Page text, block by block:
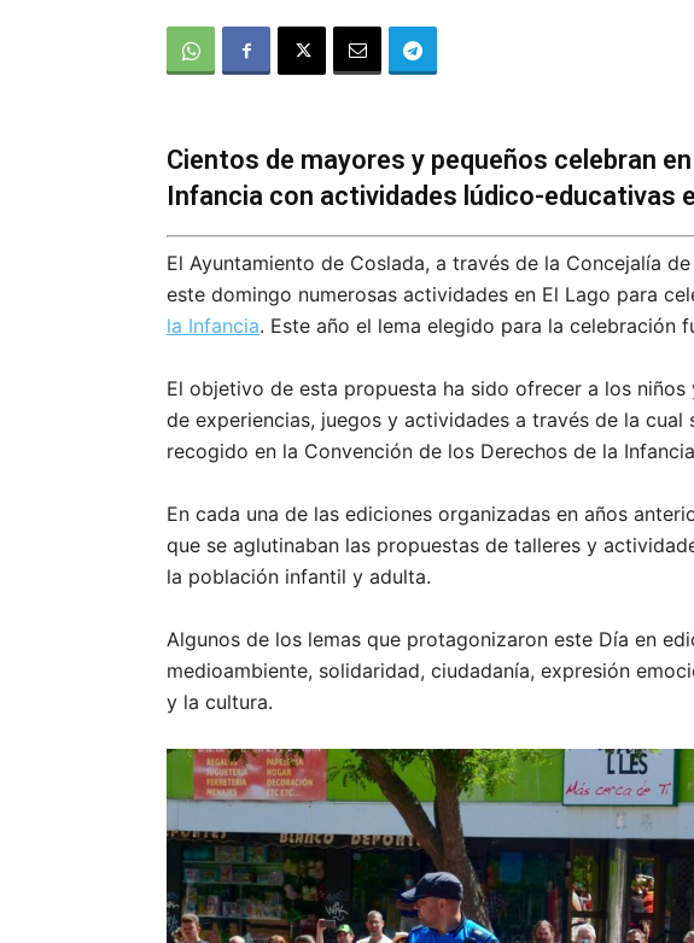
Cientos de mayores y pequeños celebran
Infancia con actividades lúdico-educativas
El Ayuntamiento de Coslada, a través de la Concejalía
este domingo numerosas actividades en El Lago para
la Infancia. Este año el lema elegido para la celebración
El objetivo de esta propuesta ha sido ofrecer a los niños
de experiencias, juegos y actividades a través de la cual
recogido en la Convención de los Derechos de la
En cada una de las ediciones organizadas en años
que se aglutinaban las propuestas de talleres y
la población infantil y adulta.
Algunos de los lemas que protagonizaron este Día en
medioambiente, solidaridad, ciudadanía, expresión
y la cultura.